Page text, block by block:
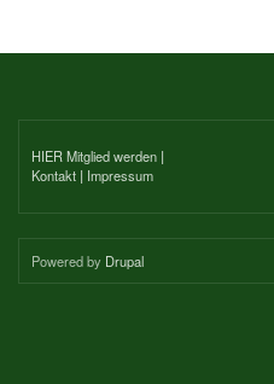
HIER Mitglied werden |
Kontakt | Impressum
Powered by Drupal